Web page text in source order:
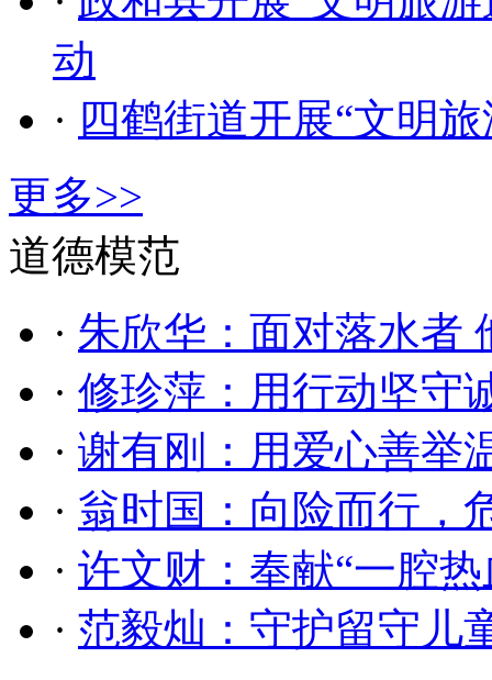
动
· 四鹤街道开展“文明
更多>>
道德模范
· 朱欣华：面对落水者
· 修珍萍：用行动坚守
· 谢有刚：用爱心善举
· 翁时国：向险而行，
· 许文财：奉献“一腔
· 范毅灿：守护留守儿